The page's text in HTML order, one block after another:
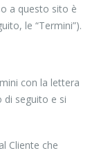
a questo sito è
le “Termini”).
con la lettera
di seguito e si
Cliente che